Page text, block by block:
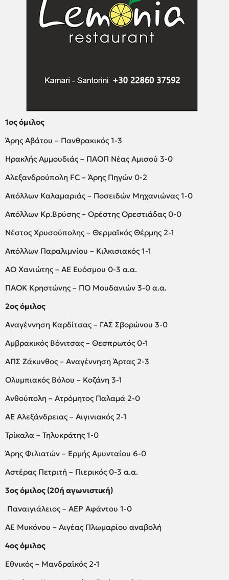
1ος όμιλος
Άρης Αβάτου – Πανθρακικός 1-3
Ηρακλής Αμμουδιάς – ΠΑΟΠ Νέας Αμισού 3-0
Αλεξανδρούπολη FC – Άρης Πηγών 0-2
Απόλλων Καλαμαριάς – Ποσειδών Μηχανιώνας 1-0
Απόλλων Κρ.Βρύσης – Ορέστης Ορεστιάδας 0-0
Νέστος Χρυσούπολης – Θερμαϊκός Θέρμης 2-1
Απόλλων Παραλιμνίου – Κιλκισιακός 1-1
ΑΟ Χανιώτης – ΑΕ Ευόσμου 0-3 α.α.
ΠΑΟΚ Κρηστώνης – ΠΟ Μουδανιών 3-0 α.α.
2ος όμιλος
Αναγέννηση Καρδίτσας – ΓΑΣ Σβορώνου 3-0
Αμβρακικός Βόνιτσας – Θεσπρωτός 0-1
ΑΠΣ Ζάκυνθος – Αναγέννηση Άρτας 2-3
Ολυμπιακός Βόλου – Κοζάνη 3-1
Ανθούπολη – Ατρόμητος Παλαμά 2-0
ΑΕ Αλεξάνδρειας – Αιγινιακός 2-1
Τρίκαλα – Τηλυκράτης 1-0
Άρης Φιλιατών – Ερμής Αμυνταίου 6-0
Αστέρας Πετριτή – Πιερικός 0-3 α.α.
3ος όμιλος (20ή αγωνιστική)
Παναιγιάλειος – ΑΕΡ Αφάντου 1-0
ΑΕ Μυκόνου – Αιγέας Πλωμαρίου αναβολή
4ος όμιλος
Εθνικός – Μανδραϊκός 2-1